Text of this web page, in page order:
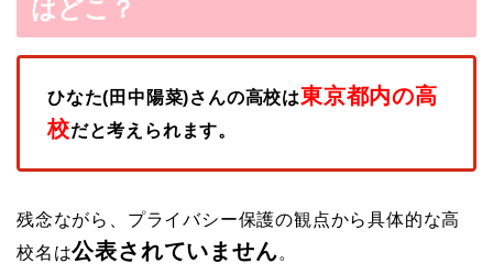
はどこ？
ひなた(田中陽菜)さんの高校は東京都内の高
校だと考えられます。
残念ながら、プライバシー保護の観点から具体的な高
校名は公表されていません。